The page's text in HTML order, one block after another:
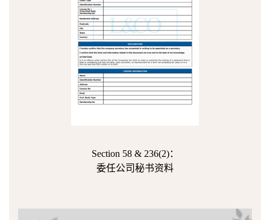
Section 58 & 236(2)：
委任公司秘书资料